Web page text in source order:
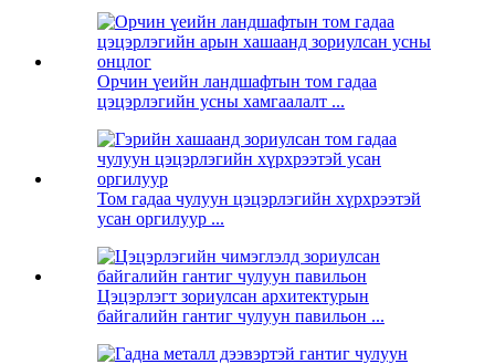
Орчин үеийн ландшафтын том гадаа
цэцэрлэгийн усны хамгаалалт ...
Том гадаа чулуун цэцэрлэгийн хүрхрээтэй
усан оргилуур ...
Цэцэрлэгт зориулсан архитектурын
байгалийн гантиг чулуун павильон ...